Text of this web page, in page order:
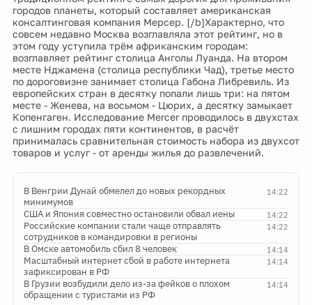
городов планеты, который составляет американская
консалтинговая компания Мерсер. [/b]Характерно, что
совсем недавно Москва возглавляла этот рейтинг, но в
этом году уступила трём африканским городам:
возглавляет рейтинг столица Анголы Луанда. На втором
месте Нджамена (столица республики Чад), третье место
по дороговизне занимает столица Габона Либревиль. Из
европейских стран в десятку попали лишь три: на пятом
месте - Женева, на восьмом - Цюрих, а десятку замыкает
Копенгаген. Исследование Mercer проводилось в двухстах
с лишним городах пяти континентов, в расчёт
принималась сравнительная стоимость набора из двухсот
товаров и услуг - от аренды жилья до развлечений.
14:22
В Венгрии Дунай обмелел до новых рекордных
минимумов
14:22
США и Япония совместно остановили обвал иены
14:22
Российские компании стали чаще отправлять
сотрудников в командировки в регионы
14:14
В Омске автомобиль сбил 8 человек
14:14
Масштабный интернет сбой в работе интернета
зафиксирован в РФ
14:14
В Грузии возбудили дело из-за фейков о плохом
обращении с туристами из РФ